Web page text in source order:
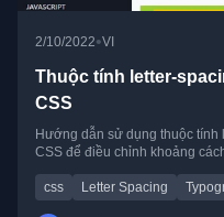
2/10/2022•VI
Thuộc tính letter-
CSS
Hướng dẫn sử dụng thuộc tính
CSS để điều chỉnh khoảng
css Letter Spacing